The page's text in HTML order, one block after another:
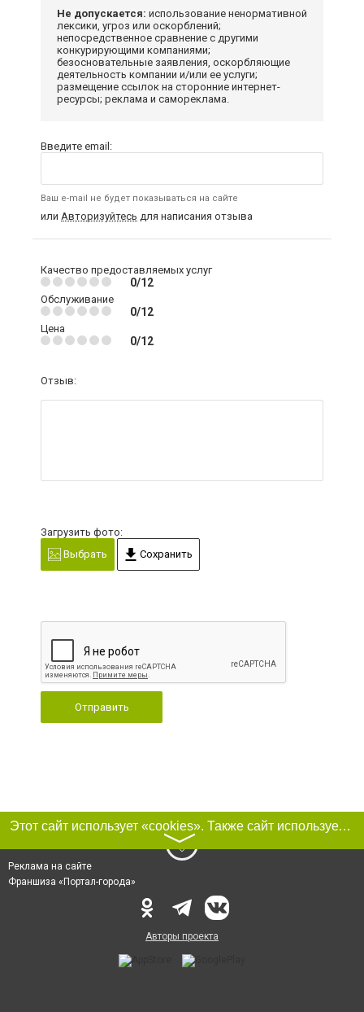
Не допускается: использование ненормативной
лексики, угроз или оскорблений;
непосредственное сравнение с другими
конкурирующими компаниями;
безосновательные заявления, оскорбляющие
деятельность компании и/или ее услуги;
размещение ссылок на сторонние интернет-
ресурсы; реклама и самореклама.
Введите email:
Ваш e-mail не будет показываться на сайте
или Авторизуйтесь для написания отзыва
Качество предоставляемых услуг
0/12
Обслуживание
0/12
Цена
0/12
Отзыв:
Загрузить фото:
Выбрать
Сохранить
Отправить
Этот сайт использует «cookies». Также сайт использует интернет-сервис для сбора технических данных касательно посетителей с целью получения маркетинговой и статистической информации. Условия обработки данных посетителей сайта см.
〉
Реклама на сайте
Франшиза «Портал-города»
Авторы проекта